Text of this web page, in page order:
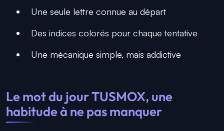
Une seule lettre connue au départ
Des indices colorés pour chaque tentative
Une mécanique simple, mais addictive
Le mot du jour TUSMOX, une
habitude à ne pas manquer